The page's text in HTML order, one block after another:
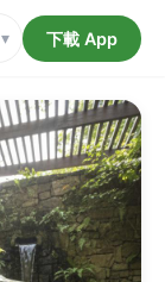
▾ 下載 App